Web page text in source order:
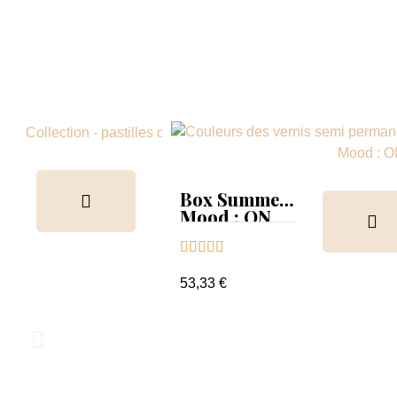
Box Summer
Collection & 